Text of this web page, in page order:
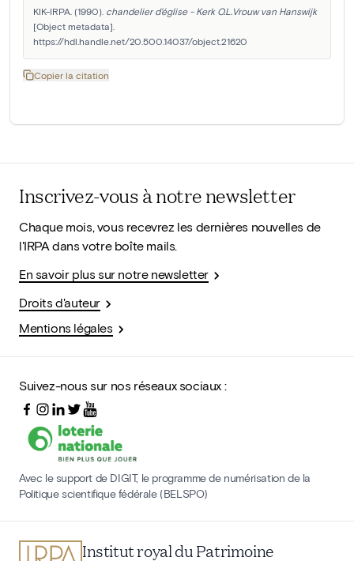
KIK-IRPA. (1990). chandelier d'église - Kerk O.L.Vrouw van Hanswijk
[Object metadata].
https://hdl.handle.net/20.500.14037/object.21620
Copier la citation
Inscrivez-vous à notre newsletter
Chaque mois, vous recevrez les dernières nouvelles de
l'IRPA dans votre boîte mails.
En savoir plus sur notre newsletter
Droits d'auteur
Mentions légales
Suivez-nous sur nos réseaux sociaux :
Avec le support de DIGIT, le programme de numérisation de la
Politique scientifique fédérale (BELSPO)
Institut royal du Patrimoine